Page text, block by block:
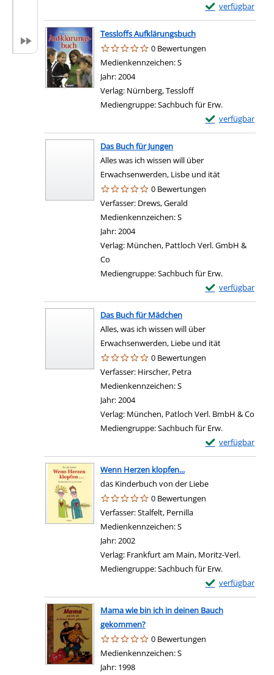
verfügbar
Exemplar-Details
Tessloffs Aufklärungsbuch
0 Bewertungen
Suche nach diesem Verfasser
Medienkennzeichen:S
Jahr:2004
Verlag: Nürnberg, Tessloff
Mediengruppe:Sachbuch für Erw.
verfügbar
Exemplar-Details
Das Buch für Jungen
Alles was ich wissen will über
Erwachsenwerden, Lisbe und ität
0 Bewertungen
Verfasser: Drews, Gerald
Medienkennzeichen:S
Jahr:2004
Verlag: München, Pattloch Verl. GmbH &
Co
Mediengruppe:Sachbuch für Erw.
verfügbar
Exemplar-Details
Das Buch für Mädchen
Alles, was ich wissen will über
Erwachsenwerden, Liebe und ität
0 Bewertungen
Verfasser: Hirscher, Petra
Medienkennzeichen:S
Jahr:2004
Verlag: München, Patloch Verl. BmbH & Co
Mediengruppe:Sachbuch für Erw.
verfügbar
Exemplar-Details
Wenn Herzen klopfen...
das Kinderbuch von der Liebe
0 Bewertungen
Verfasser:Stalfelt, Pernilla
Medienkennzeichen:S
Jahr:2002
Verlag: Frankfurt am Main, Moritz-Verl.
Mediengruppe:Sachbuch für Erw.
verfügbar
Exemplar-Details
Mama wie bin ich in deinen Bauch
gekommen?
0 Bewertungen
Suche nach diesem Verfasser
Medienkennzeichen:S
Jahr: 1998